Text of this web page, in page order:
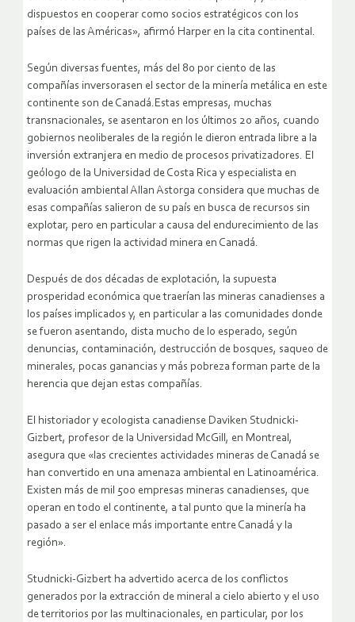
dispuestos en cooperar como socios estratégicos con los
países de las Américas», afirmó Harper en la cita continental.
Según diversas fuentes, más del 80 por ciento de las
compañías inversorasen el sector de la minería metálica en este
continente son de Canadá.Estas empresas, muchas
transnacionales, se asentaron en los últimos 20 años, cuando
gobiernos neoliberales de la región le dieron entrada libre a la
inversión extranjera en medio de procesos privatizadores. El
geólogo de la Universidad de Costa Rica y especialista en
evaluación ambiental Allan Astorga considera que muchas de
esas compañías salieron de su país en busca de recursos sin
explotar, pero en particular a causa del endurecimiento de las
normas que rigen la actividad minera en Canadá.
Después de dos décadas de explotación, la supuesta
prosperidad económica que traerían las mineras canadienses a
los países implicados y, en particular a las comunidades donde
se fueron asentando, dista mucho de lo esperado, según
denuncias, contaminación, destrucción de bosques, saqueo de
minerales, pocas ganancias y más pobreza forman parte de la
herencia que dejan estas compañías.
El historiador y ecologista canadiense Daviken Studnicki-
Gizbert, profesor de la Universidad McGill, en Montreal,
asegura que «las crecientes actividades mineras de Canadá se
han convertido en una amenaza ambiental en Latinoamérica.
Existen más de mil 500 empresas mineras canadienses, que
operan en todo el continente, a tal punto que la minería ha
pasado a ser el enlace más importante entre Canadá y la
región».
Studnicki-Gizbert ha advertido acerca de los conflictos
generados por la extracción de mineral a cielo abierto y el uso
de territorios por las multinacionales, en particular, por los